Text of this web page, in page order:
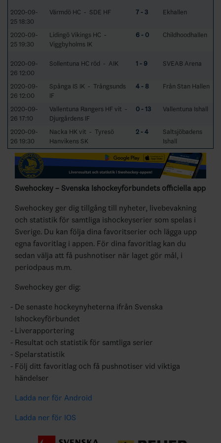
2020-09-
25 18:30
Värmdö HC - SDE HF 7 - 3 Ekhallen
2020-09-
25 19:30
Lidingö Vikings HC -
Viggbyholms IK
6 - 0 Childhoodhallen
2020-09-
26 12:00
Sollentuna HC röd - AIK 1 - 9 SVEAB Arena
2020-09-
26 12:00
Spånga IS IK - Trångsunds
IF
4 - 8 Från Stan Hallen
2020-09-
26 17:10
Vallentuna Rangers HF vit -
Djurgårdens IF
0 - 13 Vallentuna Ishall
2020-09-
26 19:30
Nacka HK vit - Tyresö
Hanvikens SK
2 - 4
Saltsjöbadens
Ishall
Swehockey – Svenska Ishockeyförbundets officiella app
Swehockey ger dig tillgång till nyheter, livebevakning
och statistik för samtliga ishockeyserier som spelas i
Sverige. Du kan följa dina favoritserier och lägga upp
egna favoritlag i appen. För dina favoritlag kan du
sedan välja att få pushnotiser när laget gör mål, i
periodpaus m.m.
Swehockey ger dig:
De senaste hockeynyheterna ifrån Svenska
Ishockeyförbundet
Liverapportering
Resultat och statistik för samtliga serier
Spelarstatistik
Följ ditt favoritlag och få pushnotiser vid viktiga
händelser
Ladda ner för Android
Ladda ner för IOS